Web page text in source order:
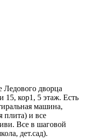
Ледового дворца
15, кор1, 5 этаж. Есть
машина,
плита) и все
Все в шаговой
дет.сад).